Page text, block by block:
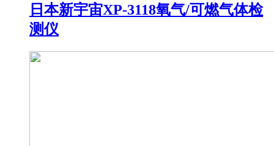
日本新宇宙XP-3118氧气/可燃气体检
测仪